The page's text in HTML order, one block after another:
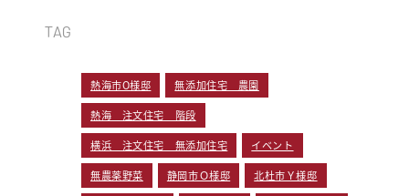
TAG
熱海市O様邸 無添加住宅 農園
熱海 注文住宅 階段
横浜 注文住宅 無添加住宅 イベント
無農薬野菜 静岡市Ｏ様邸 北杜市Ｙ様邸